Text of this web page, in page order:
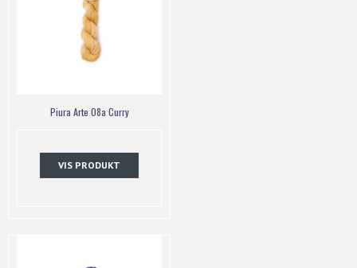
Piura Arte 08a Curry
VIS PRODUKT